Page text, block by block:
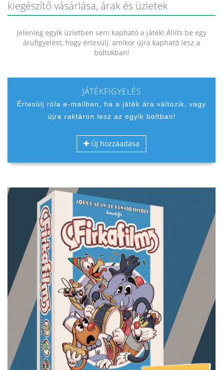
kiegészítő vásárlása, árak és üzletek
Jelenleg egyik üzletben sem kapható a játék! Állíts be egy
árufigyelést, hogy értesülj, amikor újra kapható lesz a
boltokban!
JÁTÉKFIGYELÉS
Értesülj róla e-mailben, ha a játék ára változik, vagy
újra raktáron lesz az egyik boltban!
Új hozzáadása